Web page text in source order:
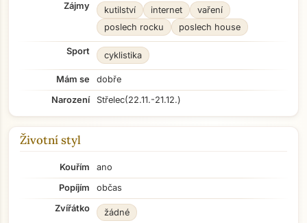
Zájmy kutilství internet
vaření
poslech rocku
poslech house
Sport cyklistika
Mám se
dobře
Narození
Střelec(22.11.-21.12.)
Životní styl
Kouřím
ano
Popíjím
občas
Zvířátko
žádné